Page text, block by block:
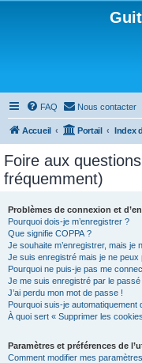
FAQ Nous contacter
Accueil Portail Index
Foire aux
fréquemment)
Problèmes de connexion et
Pourquoi dois-je m’enregistrer ?
Que signifie COPPA ?
Je souhaite m’enregistrer, mais je
Je suis enregistré mais je ne peux
Pourquoi ne puis-je pas me
Je me suis enregistré par le
J’ai perdu mon mot de passe !
Pourquoi suis-je automatiquement
À quoi sert « Supprimer les
Paramètres et préférences de
Comment modifier mes